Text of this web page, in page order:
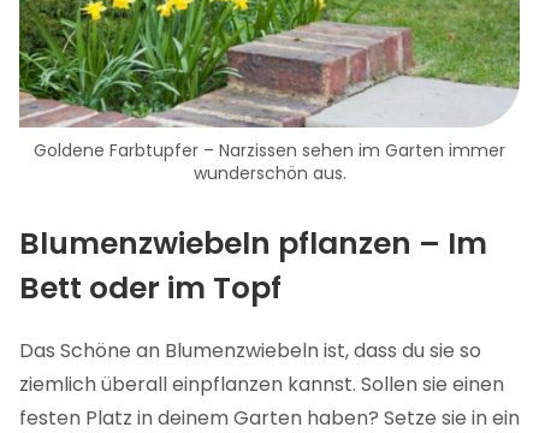
Goldene Farbtupfer – Narzissen sehen im Garten immer
wunderschön aus.
Blumenzwiebeln pflanzen – Im
Bett oder im Topf
Das Schöne an Blumenzwiebeln ist, dass du sie so
ziemlich überall einpflanzen kannst. Sollen sie einen
festen Platz in deinem Garten haben? Setze sie in ein